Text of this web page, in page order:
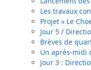
Les travaux
Projet « Le
Jour 5 /
Brèves de
Un après-midi
Jour 3 :